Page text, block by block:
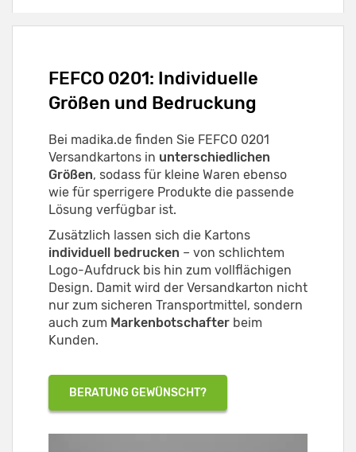
FEFCO 0201: Individuelle
Größen und Bedruckung
Bei madika.de finden Sie FEFCO 0201
Versandkartons in unterschiedlichen
Größen, sodass für kleine Waren ebenso
wie für sperrigere Produkte die passende
Lösung verfügbar ist.
Zusätzlich lassen sich die Kartons
individuell bedrucken – von schlichtem
Logo-Aufdruck bis hin zum vollflächigen
Design. Damit wird der Versandkarton nicht
nur zum sicheren Transportmittel, sondern
auch zum Markenbotschafter beim
Kunden.
BERATUNG GEWÜNSCHT?